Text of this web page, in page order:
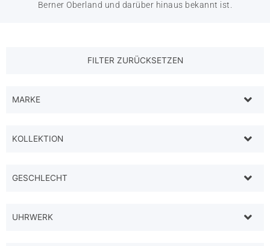
Berner Oberland und darüber hinaus bekannt ist.
MARKE
KOLLEKTION
GESCHLECHT
UHRWERK